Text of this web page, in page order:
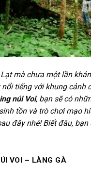
mà chưa một lần
tiếng với khung
núi Voi, bạn sẽ có
tồn và trò chơi mạo
đây nhé! Biết đâu,
VOI – LÀNG GÀ